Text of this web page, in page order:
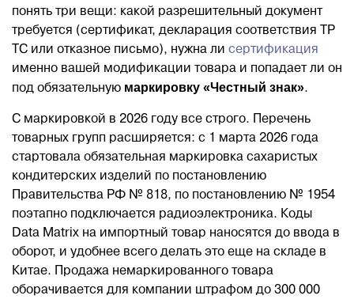
понять три вещи: какой разрешительный документ
требуется (сертификат, декларация соответствия ТР
ТС или отказное письмо), нужна ли сертификация
именно вашей модификации товара и попадает ли он
под обязательную маркировку «Честный знак».
С маркировкой в 2026 году все строго. Перечень
товарных групп расширяется: с 1 марта 2026 года
стартовала обязательная маркировка сахаристых
кондитерских изделий по постановлению
Правительства РФ № 818, по постановлению № 1954
поэтапно подключается радиоэлектроника. Коды
Data Matrix на импортный товар наносятся до ввода в
оборот, и удобнее всего делать это еще на складе в
Китае. Продажа немаркированного товара
оборачивается для компании штрафом до 300 000